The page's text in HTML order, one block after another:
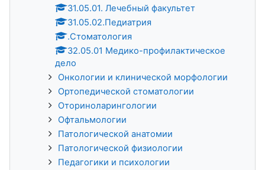
31.05.01. Лечебный факультет
31.05.02.Педиатрия
.Стоматология
32.05.01 Медико-профилактическое
дело
Онкологии и клинической морфологии
Ортопедической стоматологии
Оториноларингологии
Офтальмологии
Патологической анатомии
Патологической физиологии
Педагогики и психологии